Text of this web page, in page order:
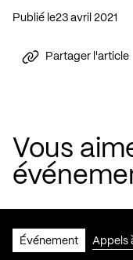
Publié le 23 avril 2021
Partager l'article
Vous
Événement Appels